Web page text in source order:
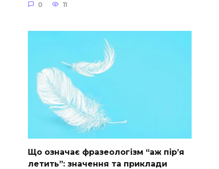
0 11
Що означає фразеологізм “аж пір’я
летить”: значення та приклади